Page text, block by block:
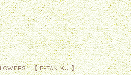
【 E-TANIKU 】